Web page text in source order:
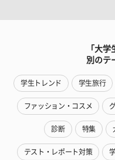
「大
別のテ
学生トレンド 学生旅行
ファッション・コスメ
診断 特集
テスト・レポート対策